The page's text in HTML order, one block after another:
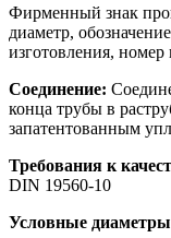
Фирменный знак
диаметр,
изготовления,
Соединение:
конца трубы в
запатентованным
Требования к
DIN 19560-10
Условные